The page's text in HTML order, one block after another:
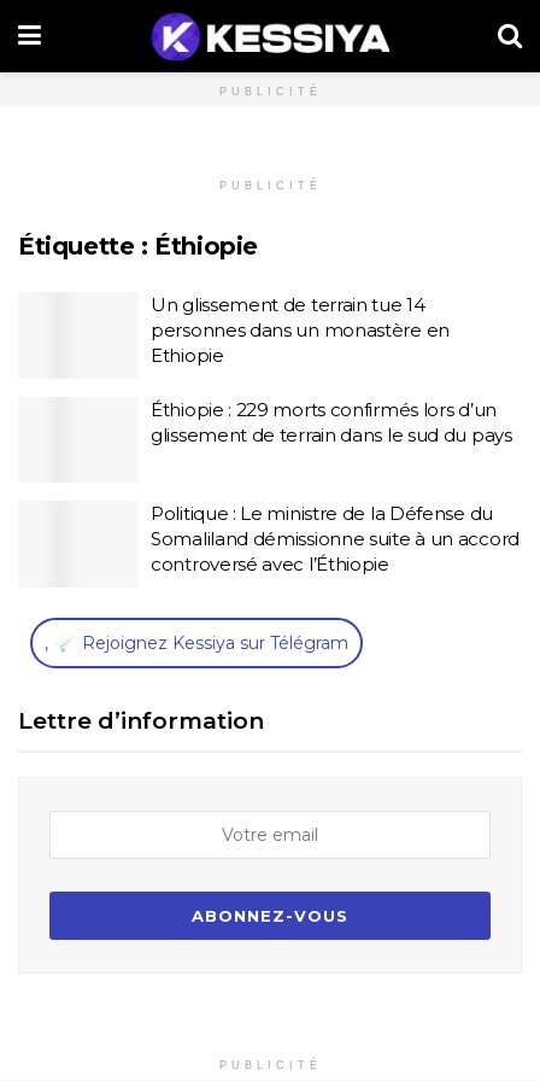
PUBLICITÉ
PUBLICITÉ
Étiquette : Éthiopie
Un glissement de terrain tue 14
personnes dans un monastère en
Ethiopie
Éthiopie : 229 morts confirmés lors d’un
glissement de terrain dans le sud du pays
Politique : Le ministre de la Défense du
Somaliland démissionne suite à un accord
controversé avec l’Éthiopie
, Rejoignez Kessiya sur Télégram
Lettre d’information
PUBLICITÉ